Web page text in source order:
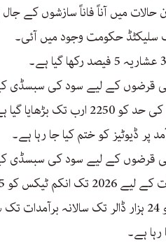
ان حالات میں آناً فاناً سازشوں
کے لیے سود کی سبسڈی کے لیے 10 ارب رکھے
تک بڑھایا گیا ہے۔
پر ڈیوٹیز کو ختم کیا جا رہا ہے۔
کے لیے سود کی سبسڈی کے لیے 10 ارب رکھے
0.25 کو برقرار رکھا گیا ہے۔
فری لانسرز کو 24 ہزار ڈالر تک
ہے۔